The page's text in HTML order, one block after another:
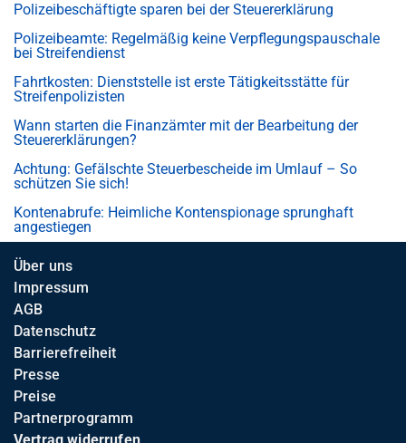
Polizeibeschäftigte sparen bei der Steuererklärung
Polizeibeamte: Regelmäßig keine Verpflegungspauschale
bei Streifendienst
Fahrtkosten: Dienststelle ist erste Tätigkeitsstätte für
Streifenpolizisten
Wann starten die Finanzämter mit der Bearbeitung der
Steuererklärungen?
Achtung: Gefälschte Steuerbescheide im Umlauf – So
schützen Sie sich!
Kontenabrufe: Heimliche Kontenspionage sprunghaft
angestiegen
Über uns
Impressum
AGB
Datenschutz
Barrierefreiheit
Presse
Preise
Partnerprogramm